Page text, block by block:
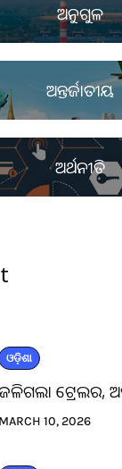
ଅନୁଗୁଳ
ଅନ୍ତର୍ଜାତୀୟ
ଅର୍ଥନୀତି
ଓଡ଼ିଶା
ଟ୍ରେଲର,
MARCH 10, 2026